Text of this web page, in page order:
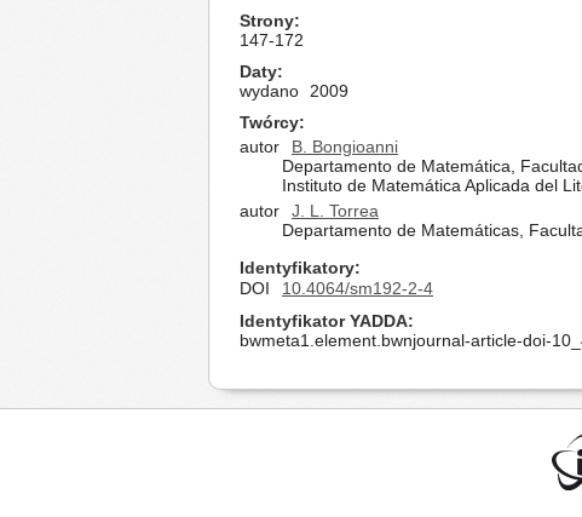
Strony
147-172
Daty
wydano
2009
Twórcy
autor
B. Bongioanni
Departamento de Matemática,
Instituto de Matemática Aplicada del
autor
J. L. Torrea
Departamento de Matemáticas,
Identyfikatory
DOI
10.4064/sm192-2-4
Identyfikator YADDA
bwmeta1.element.bwnjournal-article-doi-